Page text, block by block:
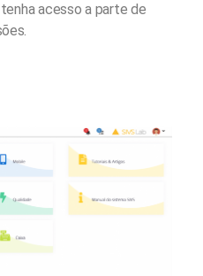
acesso a parte de